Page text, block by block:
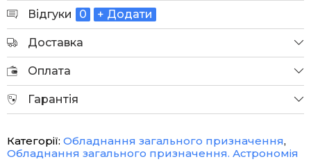
Відгуки 0 + Додати
Доставка
Оплата
Гарантія
Категорії: Обладнання загального призначення,
Обладнання загального призначення. Астрономія